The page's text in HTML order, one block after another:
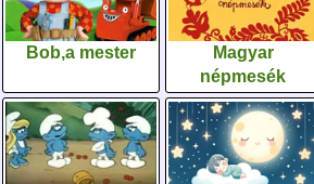
Bob,a mester
Magyar
népmesék